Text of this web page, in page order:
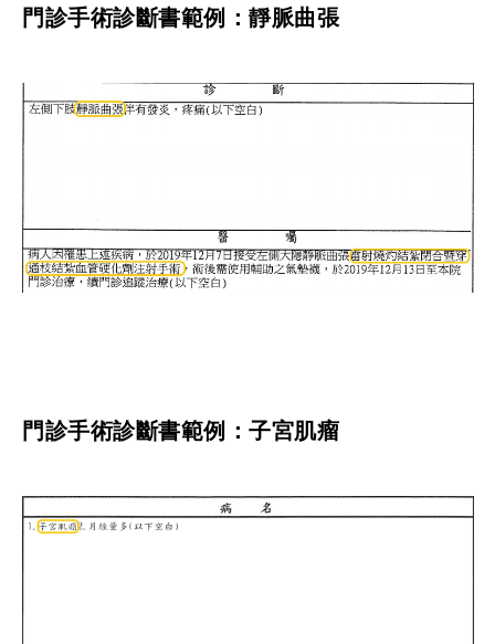
門診手術診斷書範例：靜脈曲張
門診手術診斷書範例：子宮肌瘤